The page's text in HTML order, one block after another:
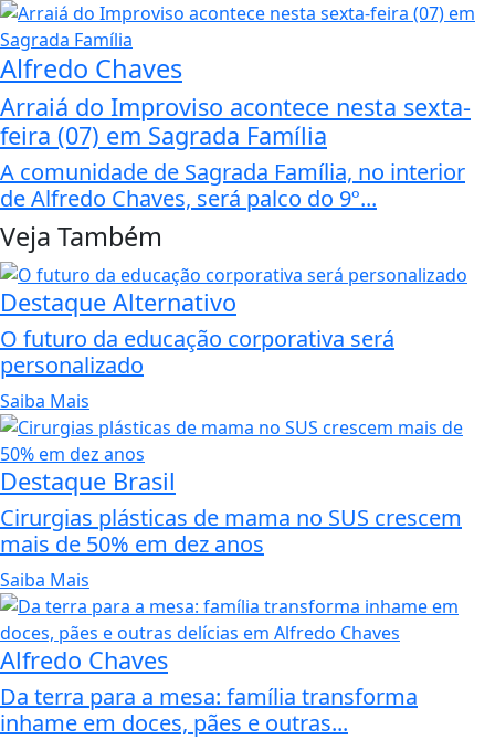
Alfredo Chaves
Arraiá do Improviso acontece nesta sexta-
feira (07) em Sagrada Família
A comunidade de Sagrada Família, no interior
de Alfredo Chaves, será palco do 9º...
Veja Também
Destaque Alternativo
O futuro da educação corporativa será
personalizado
Saiba Mais
Destaque Brasil
Cirurgias plásticas de mama no SUS crescem
mais de 50% em dez anos
Saiba Mais
Alfredo Chaves
Da terra para a mesa: família transforma
inhame em doces, pães e outras...